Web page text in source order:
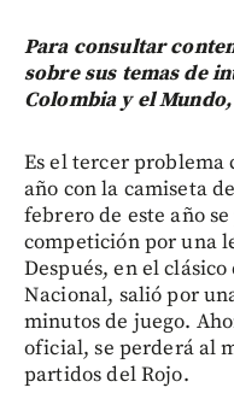
Para consultar
sobre sus temas de
Colombia y el
Es el tercer problema
año con la camiseta
febrero de este año
competición por una
Después, en el
Nacional, salió por
minutos de juego.
oficial, se perderá al
partidos del Rojo.